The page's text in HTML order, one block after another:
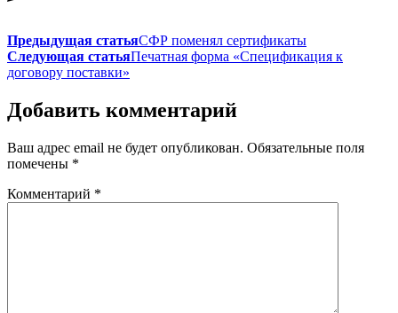
Предыдущая статьяСФР поменял сертификаты
Следующая статьяПечатная форма «Спецификация к
договору поставки»
Добавить комментарий
Ваш адрес email не будет опубликован. Обязательные поля
помечены *
Комментарий *